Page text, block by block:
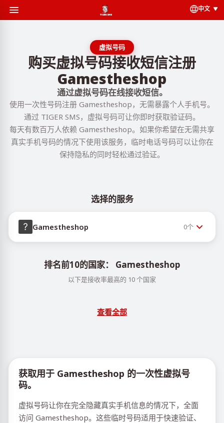
中文
虚拟号码
购买虚拟号码接收短信注册
Gamestheshop
通过虚拟号码在线接收短信。
使用一次性号码注册 Gamestheshop，无需暴露个人手机号。
通过 TIGER SMS，虚拟号码可让你即时获取验证码。
每天有数百万人依赖 Gamestheshop。如果你希望在无需共享
真实手机号码的情况下使用该服务，临时电话号码可以让你在
保持隐私的同时轻松通过验证。
选择的服务
Gamestheshop 0个
排名前10的国家： Gamestheshop
以下是接收率最高的 10 个国家
查看全部
获取用于 Gamestheshop 的一次性虚拟号
码。
虚拟号码让你在完全隐藏真实手机信息的情况下，全面
访问 Gamestheshop。这些临时号码适用于快速验证、